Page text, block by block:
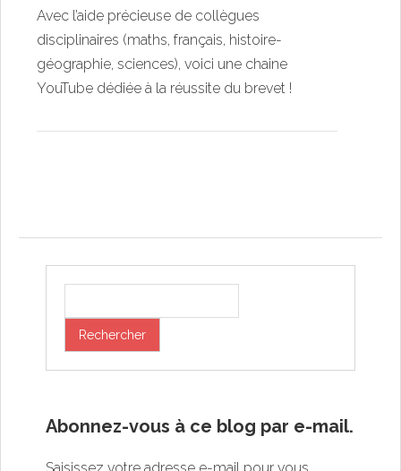
Avec l’aide précieuse de collègues
disciplinaires (maths, français, histoire-
géographie, sciences), voici une chaine
YouTube dédiée à la réussite du brevet !
Abonnez-vous à ce blog par e-mail.
Saisissez votre adresse e-mail pour vous